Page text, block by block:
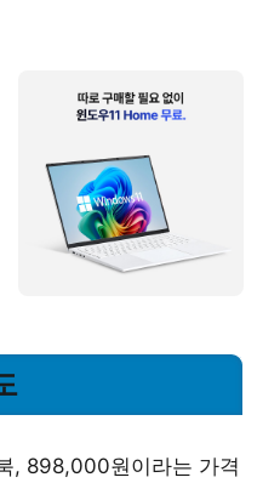
, 898,000원이라는 가격